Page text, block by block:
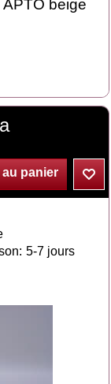
beige
panier
5-7 jours